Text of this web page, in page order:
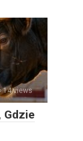
14 views
Gdzie